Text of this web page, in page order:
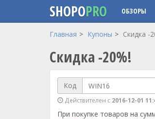
Перейти к основному содержанию
SHOPOPRO ОБЗОРЫ
Главная Купоны Скидка -
Скидка -20%!
Код
Действителен с 2016-12-01
При покупке товаров на